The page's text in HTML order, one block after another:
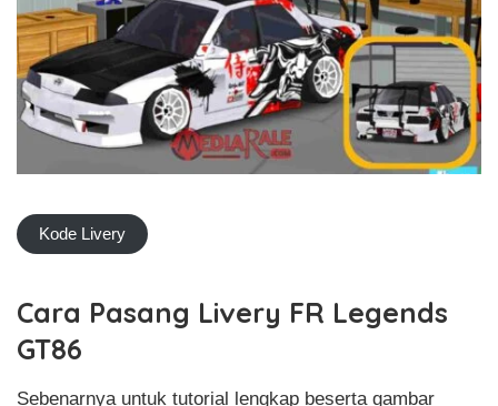
Kode Livery
Cara Pasang Livery FR Legends
GT86
Sebenarnya untuk tutorial lengkap beserta gambar